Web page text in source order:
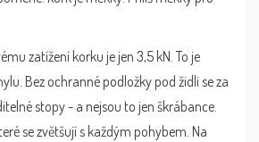
zatížení korku je jen 3,5 kN. To je
Bez ochranné podložky pod židli se za
stopy - a nejsou to jen škrábance.
se zvětšují s každým pohybem. Na